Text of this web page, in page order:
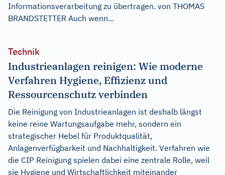
Informationsverarbeitung zu übertragen. von THOMAS
BRANDSTETTER Auch wenn...
Technik
Industrieanlagen reinigen: Wie moderne
Verfahren Hygiene, Effizienz und
Ressourcenschutz verbinden
Die Reinigung von Industrieanlagen ist deshalb längst
keine reine Wartungsaufgabe mehr, sondern ein
strategischer Hebel für Produktqualität,
Anlagenverfügbarkeit und Nachhaltigkeit. Verfahren wie
die CIP Reinigung spielen dabei eine zentrale Rolle, weil
sie Hygiene und Wirtschaftlichkeit miteinander